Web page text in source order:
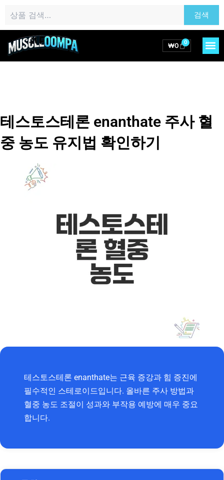
츠
너
색:
검색
₩0 0
Cart
테스토스테론 enanthate 주사 혈
중 농도 유지법 확인하기
테스토스테론 enanthate는 근육 증강과 힘 증진에
필수적인 스테로이드입니다. 올바른 주사 방법과
혈중 농도 조절이 성과와 부작용 예방에 매우 중요
합니다.